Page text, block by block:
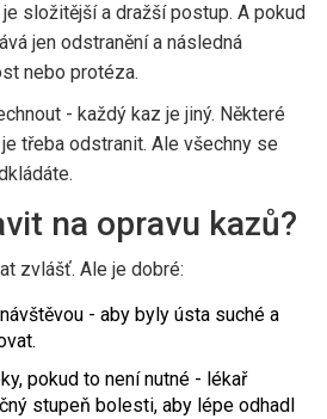
je složitější a dražší postup. A pokud
jen odstranění a následná
nebo protéza.
- každý kaz je jiný. Některé
třeba odstranit. Ale všechny se
na opravu kazů?
zvlášť. Ale je dobré:
- aby byly ústa suché a
pokud to není nutné - lékař
stupeň bolesti, aby lépe odhadl